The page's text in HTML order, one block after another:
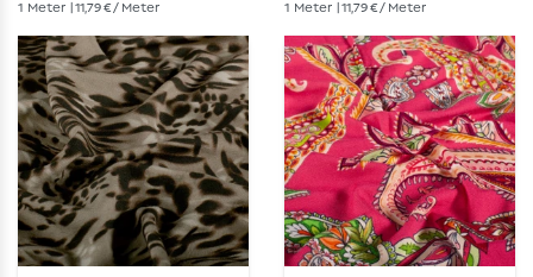
1 Meter | 11,79 € / Meter 1 Meter | 11,79 € / Meter